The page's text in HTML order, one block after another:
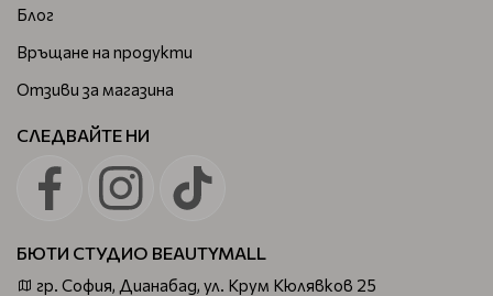
Блог
Връщане на продукти
Отзиви за магазина
СЛЕДВАЙТЕ НИ
БЮТИ СТУДИО BEAUTYMALL
гр. София, Дианабад, ул. Крум Кюлявков 25